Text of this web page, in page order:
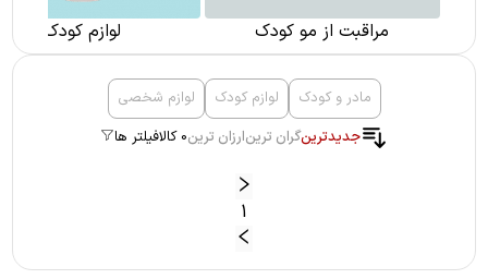
مراقبت از مو کودک لوازم کودک
مادر و کودک لوازم کودک
لوازم شخصی
جدیدترینگران ترینارزان ترین0 کالا فیلتر ها
1